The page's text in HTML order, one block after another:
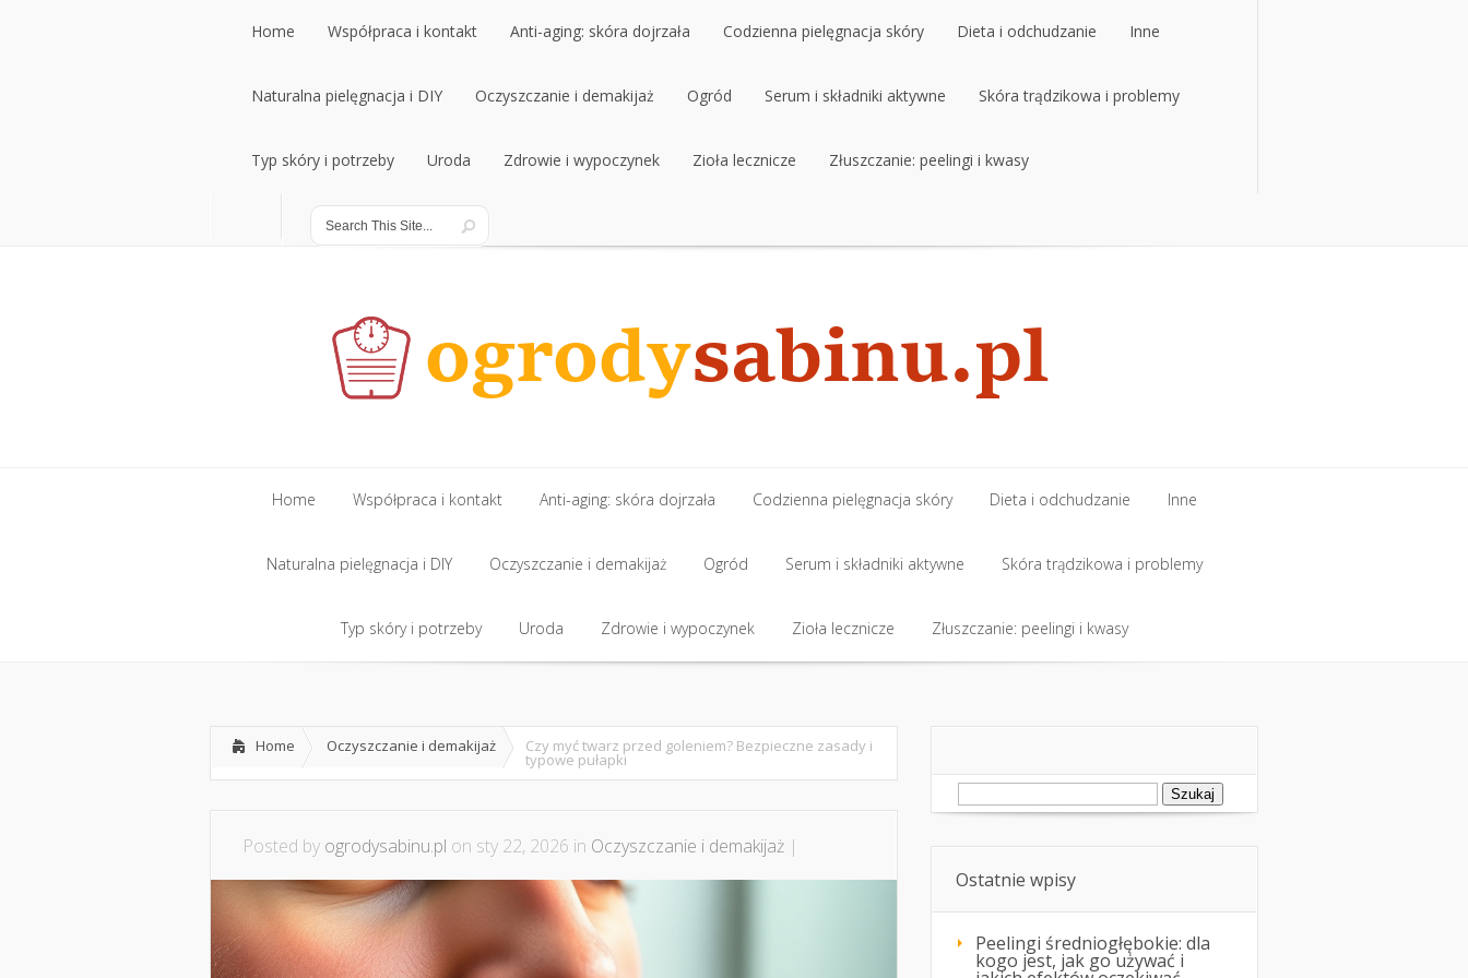
Home
Home
Współpraca i kontakt
Współpraca i kontakt
Anti-aging: skóra dojrzała
Anti-aging: skóra dojrzała
Codzienna pielęgnacja skóry
Codzienna pielęgnacja skóry
Dieta i odchudzanie
Dieta i odchudzanie
Inne
Inne
Naturalna pielęgnacja i DIY
Naturalna pielęgnacja i DIY
Oczyszczanie i demakijaż
Oczyszczanie i demakijaż
Ogród
Ogród
Serum i składniki aktywne
Serum i składniki aktywne
Skóra trądzikowa i problemy
Skóra trądzikowa i problemy
Typ skóry i potrzeby
Typ skóry i potrzeby
Uroda
Uroda
Zdrowie i wypoczynek Zioła lecznicze Złuszczanie: peelingi i kwasy
Home
Home
Współpraca i kontakt
Współpraca i kontakt
Anti-aging: skóra dojrzała
Anti-aging: skóra dojrzała
Codzienna pielęgnacja skóry
Codzienna pielęgnacja skóry
Dieta i odchudzanie
Dieta i odchudzanie
Inne
Inne
Naturalna pielęgnacja i DIY
Naturalna pielęgnacja i DIY
Oczyszczanie i demakijaż
Oczyszczanie i demakijaż
Ogród
Ogród
Serum i składniki aktywne
Serum i składniki aktywne
Skóra trądzikowa i problemy
Skóra trądzikowa i problemy
Typ skóry i potrzeby Uroda Zdrowie i wypoczynek Zioła lecznicze Złuszczanie: peelingi i kwasy
Home Oczyszczanie i demakijaż Czy myć twarz przed goleniem? Bezpieczne zasady i
typowe pułapki
Posted by ogrodysabinu.pl on sty 22, 2026 in Oczyszczanie i demakijaż |
Szukaj:
Ostatnie wpisy
Peelingi średniogłębokie: dla
kogo jest, jak go używać i